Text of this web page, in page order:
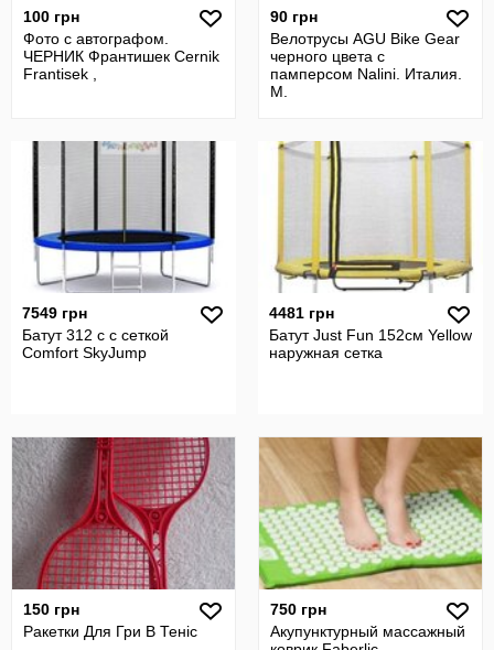
100 грн
Фото с автографом.
ЧЕРНИК Франтишек Cernik
Frantisek ,
90 грн
Велотрусы AGU Bike Gear
черного цвета с
памперсом Nalini. Италия.
M.
7549 грн
Батут 312 с с сеткой
Comfort SkyJump
4481 грн
Батут Just Fun 152см Yellow
наружная сетка
150 грн
Ракетки Для Гри В Теніс
750 грн
Акупунктурный массажный